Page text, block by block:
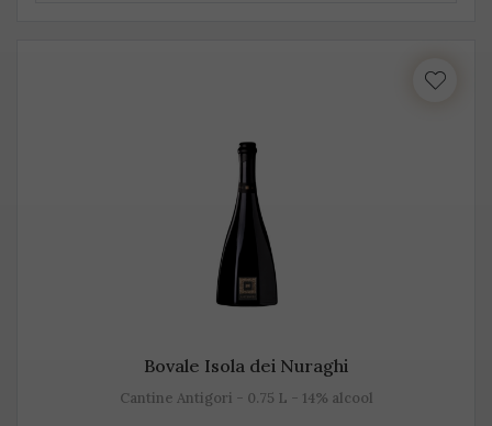
Bovale Isola dei Nuraghi
Cantine Antigori - 0.75 L - 14% alcool